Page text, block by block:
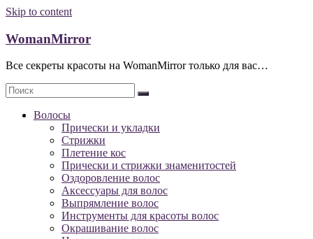
Skip to content
WomanMirror
Все секреты красоты на WomanMirror только для вас…
Волосы
Прически и укладки
Стрижки
Плетение кос
Прически и стрижки знаменитостей
Оздоровление волос
Аксессуары для волос
Выпрямление волос
Инструменты для красоты волос
Окрашивание волос